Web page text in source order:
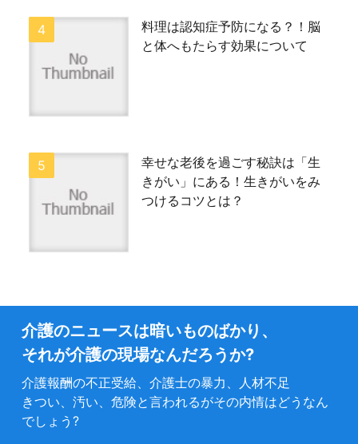
料理は認知症予防になる？！脳
と体へもたらす効果について
幸せな老後を過ごす秘訣は「生
きがい」にある！生きがいをみ
つけるコツとは？
介護のニュースは暗いものばかり、
それが介護の現場なんだろうか?
介護報酬の不正受給、介護士の暴力、人材不足
きつい、汚い、危険と言われるがその内情はどうなん
でしょう?